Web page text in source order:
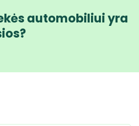
automobiliui yra